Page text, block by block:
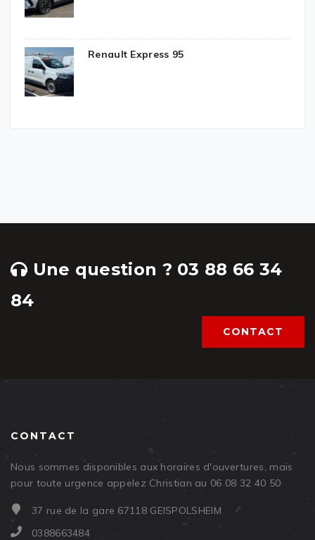
Renault Express 95
Une question ? 03 88 66 34
84
CONTACT
CONTACT
Nous sommes disponibles aux horaires d'ouvertures, mais
pour toute urgence appelez Christian au 06 08 32 40 50
37 rue de la gare 67118 GEISPOLSHEIM
0388663484